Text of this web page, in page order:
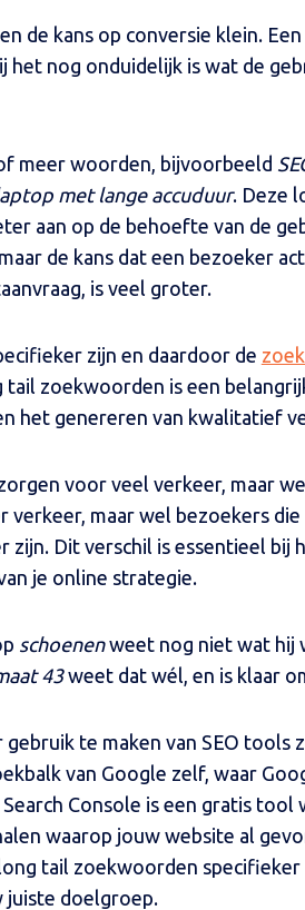
de kans op conversie klein.
het nog onduidelijk is wat de
meer woorden, bijvoorbeeld
met lange accuduur. Deze
aan op de behoefte van de
de kans dat een bezoeker
is veel groter.
zijn en daardoor de
zoekwoorden is een
het genereren van kwalitatief
voor veel verkeer, maar
maar wel bezoekers die
zijn. Dit verschil is essentieel bij
je online strategie.
schoenenweet nog niet wat hij
43weet dat wél, en is klaar
te maken van SEO tools
van Google zelf, waar
Console is een gratis tool
waarop jouw website al
tail zoekwoorden specifieker
juiste doelgroep.